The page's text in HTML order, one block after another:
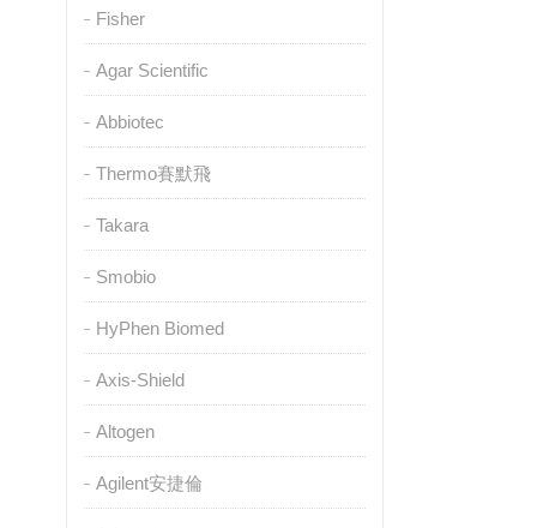
Fisher
Agar Scientific
Abbiotec
Thermo賽默飛
Takara
Smobio
HyPhen Biomed
Axis-Shield
Altogen
Agilent安捷倫